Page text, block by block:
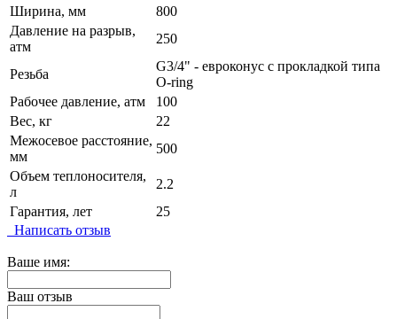
Ширина, мм
800
Давление на разрыв,
атм
250
Резьба
G3/4" - евроконус с прокладкой типа
O-ring
Рабочее давление, атм
100
Вес, кг
22
Межосевое расстояние,
мм
500
Объем теплоносителя,
л
2.2
Гарантия, лет
25
Написать отзыв
Ваше имя:
Ваш отзыв